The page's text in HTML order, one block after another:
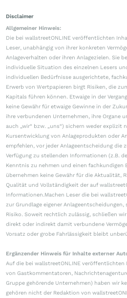
Disclaimer
Allgemeiner Hinweis:
Die bei wallstreetONLINE veröffentlichten
Leser, unabhängig von ihrer konkreten
Anlageverhalten oder ihren Anlagezielen. Sie
individuelle Situation des einzelnen Lesers
individuellen Bedürfnisse ausgerichtete,
Erwerb von Wertpapieren birgt Risiken, die
Kapitals führen können. Etwaige in der
keine Gewähr für etwaige Gewinne in der
ihre verbundenen Unternehmen, ihre Organe
auch „wir“ bzw. „uns“) sichern weder
Kursentwicklung von Anlageprodukten oder
empfehlen, vor jeder Anlageentscheidung die
Verfügung zu stellenden Informationen (z.B.
Kenntnis zu nehmen und einen fachkundigen
übernehmen keine Gewähr für die Aktualität,
Qualität und Vollständigkeit der auf
Informationen.Machen Leser die bei
zur Grundlage eigener Anlageentscheidungen,
Risiko. Soweit rechtlich zulässig, schließen
direkt oder indirekt damit verbundene
Vorsatz oder grobe Fahrlässigkeit bleibt
Ergänzender Hinweis für Inhalte externer
Auf die bei wallstreetONLINE veröffentlichten
von Gastkommentatoren,
Gruppe gehörende Unternehmen) haben wir
gehören nicht der Redaktion von